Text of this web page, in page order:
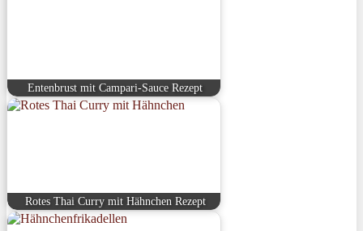
Entenbrust mit Campari-Sauce Rezept
Rotes Thai Curry mit Hähnchen Rezept